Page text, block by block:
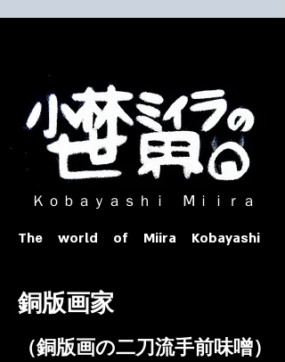
ｏｂａｙａｓｈｉ Ⅿｉｉｒａ​
The world of Miira Kobayashi
​銅版画家
​（銅版画の二刀流手前味噌）